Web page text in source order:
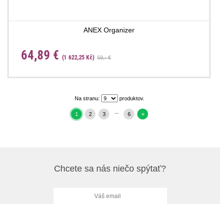
ANEX Organizer
64,89 € (1 622,25 Kč) 69,- €
Na stranu: produktov.
1 2 3 6 »
Chcete sa nás niečo spýtať?